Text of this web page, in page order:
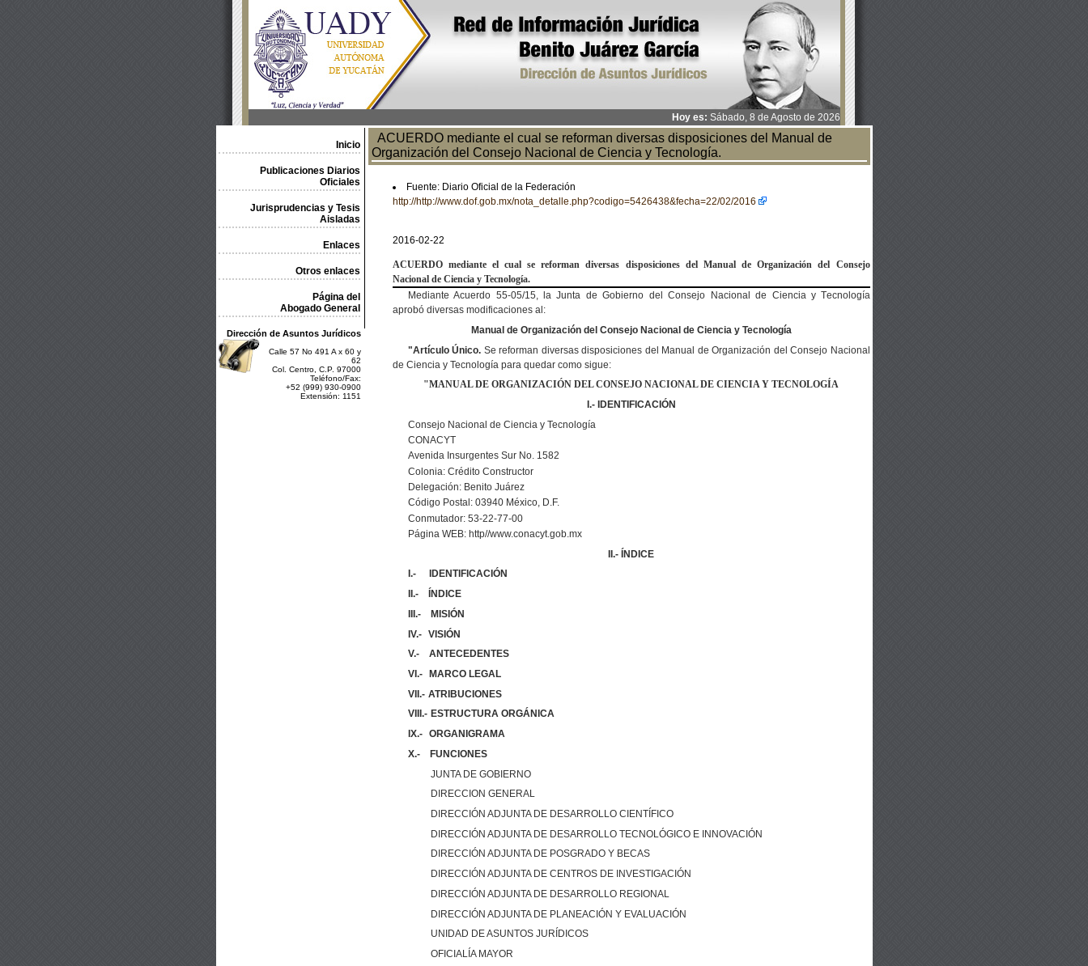
Hoy es: Sábado, 8 de Agosto de 2026
Inicio
Publicaciones Diarios
Oficiales
Jurisprudencias y Tesis
Aisladas
Enlaces
Otros enlaces
Página del
Abogado General
Dirección de Asuntos Jurídicos
Calle 57 No 491 A x 60 y
62
Col. Centro, C.P. 97000
Teléfono/Fax:
+52 (999) 930-0900
Extensión: 1151
ACUERDO mediante el cual se reforman diversas disposiciones del Manual de
Organización del Consejo Nacional de Ciencia y Tecnología.
Fuente: Diario Oficial de la Federación
http://http://www.dof.gob.mx/nota_detalle.php?codigo=5426438&fecha=22/02/2016
2016-02-22
ACUERDO mediante el cual se reforman diversas disposiciones del Manual de Organización del Consejo
Nacional de Ciencia y Tecnología.
Mediante Acuerdo 55-05/15, la Junta de Gobierno del Consejo Nacional de Ciencia y Tecnología
aprobó diversas modificaciones al:
Manual de Organización del Consejo Nacional de Ciencia y Tecnología
"Artículo Único. Se reforman diversas disposiciones del Manual de Organización del Consejo Nacional
de Ciencia y Tecnología para quedar como sigue:
"MANUAL DE ORGANIZACIÓN DEL CONSEJO NACIONAL DE CIENCIA Y TECNOLOGÍA
I.- IDENTIFICACIÓN
Consejo Nacional de Ciencia y Tecnología
CONACYT
Avenida Insurgentes Sur No. 1582
Colonia: Crédito Constructor
Delegación: Benito Juárez
Código Postal: 03940 México, D.F.
Conmutador: 53-22-77-00
Página WEB: http//www.conacyt.gob.mx
II.- ÍNDICE
I.-
IDENTIFICACIÓN
II.-
ÍNDICE
III.-
MISIÓN
IV.- VISIÓN
V.-
ANTECEDENTES
VI.-
MARCO LEGAL
VII.- ATRIBUCIONES
VIII.- ESTRUCTURA ORGÁNICA
IX.- ORGANIGRAMA
X.-
FUNCIONES
JUNTA DE GOBIERNO
DIRECCION GENERAL
DIRECCIÓN ADJUNTA DE DESARROLLO CIENTÍFICO
DIRECCIÓN ADJUNTA DE DESARROLLO TECNOLÓGICO E INNOVACIÓN
DIRECCIÓN ADJUNTA DE POSGRADO Y BECAS
DIRECCIÓN ADJUNTA DE CENTROS DE INVESTIGACIÓN
DIRECCIÓN ADJUNTA DE DESARROLLO REGIONAL
DIRECCIÓN ADJUNTA DE PLANEACIÓN Y EVALUACIÓN
UNIDAD DE ASUNTOS JURÍDICOS
OFICIALÍA MAYOR